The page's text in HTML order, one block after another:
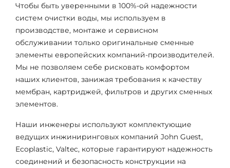
Чтобы быть уверенными в 100%-ой надежности
систем очистки воды, мы используем в
производстве, монтаже и сервисном
обслуживании только оригинальные сменные
элементы европейских компаний-производителей.
Мы не позволяем себе рисковать комфортом
наших клиентов, занижая требования к качеству
мембран, картриджей, фильтров и других сменных
элементов.
Наши инженеры используют комплектующие
ведущих инжиниринговых компаний John Guest,
Ecoplastic, Valtec, которые гарантируют надежность
соединений и безопасность конструкции на